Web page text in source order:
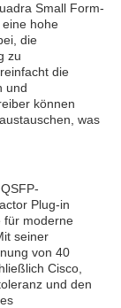
Small Form-
hohe
die
zu
die
und
können
was
Plug-in
für moderne
seiner
von 40
Cisco,
und den